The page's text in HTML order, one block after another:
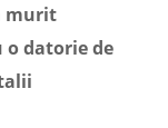
murit
o datorie de